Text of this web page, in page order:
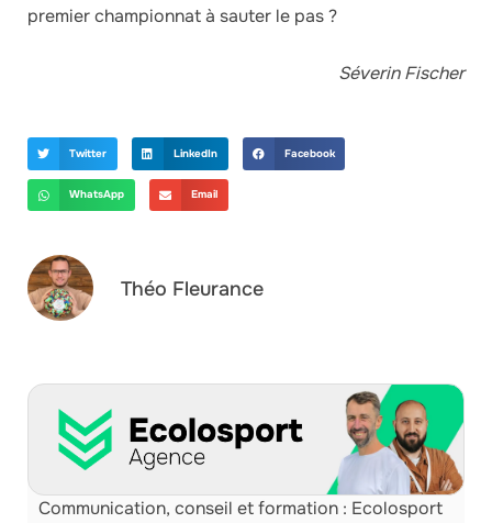
premier championnat à sauter le pas ?
Séverin Fischer
Twitter LinkedIn Facebook
WhatsApp Email
Théo Fleurance
Communication, conseil et formation : Ecolosport